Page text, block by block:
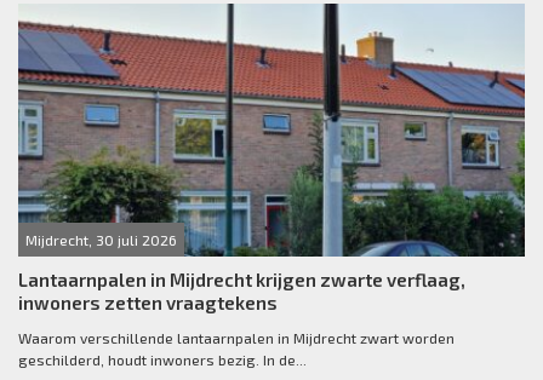
Mijdrecht, 30 juli 2026
Lantaarnpalen in Mijdrecht krijgen zwarte verflaag,
inwoners zetten vraagtekens
Waarom verschillende lantaarnpalen in Mijdrecht zwart worden
geschilderd, houdt inwoners bezig. In de...